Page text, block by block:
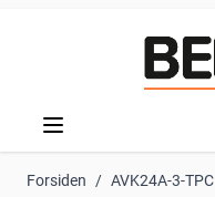
Forsiden / AVK24A-3-TPC